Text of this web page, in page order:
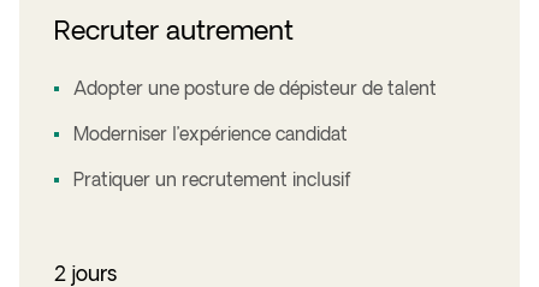
Recruter autrement
Adopter une posture de dépisteur de talent
Moderniser l’expérience candidat
Pratiquer un recrutement inclusif
2 jours